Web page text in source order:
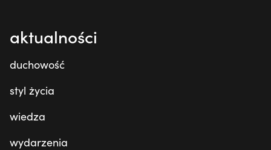
aktualności
duchowość
styl życia
wiedza
wydarzenia